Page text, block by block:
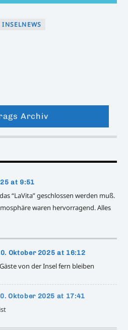
INSELNEWS
Archiv
at 9:51
“LaVita” geschlossen werden muß.
waren hervorragend. Alles
Oktober 2025 at 16:12
von der Insel fern bleiben
Oktober 2025 at 17:41